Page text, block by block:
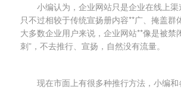
小编认为，企业网站只是企业在线上渠
只不过相较于传统宣扬册内容**广、掩盖群
大多数企业用户来说，企业网站**像是被禁
刺”，不去推行、宣扬，自然没有流量。
现在市面上有很多种推行方法，小编